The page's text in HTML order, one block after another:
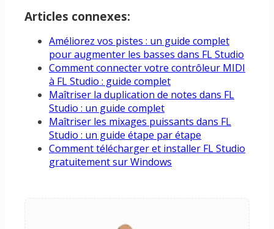
Articles connexes:
Améliorez vos pistes : un guide complet
pour augmenter les basses dans FL Studio
Comment connecter votre contrôleur MIDI
à FL Studio : guide complet
Maîtriser la duplication de notes dans FL
Studio : un guide complet
Maîtriser les mixages puissants dans FL
Studio : un guide étape par étape
Comment télécharger et installer FL Studio
gratuitement sur Windows